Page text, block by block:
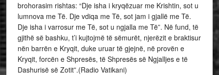
brohorasim rishtas: “Dje isha i kryqëzuar me Krishtin, sot u
lumnova me Të. Dje vdiqa me Të, sot jam i gjallë me Të.
Dje isha i varrosur me Të, sot u ngjalla me Të”. Në fund, të
gjithë së bashku, t’i kujtojmë të sëmurët, njerëzit e braktisur
nën barrën e Kryqit, duke uruar të gjejnë, në provën e
Kryqit, forcën e Shpresës, të Shpresës së Ngjalljes e të
Dashurisë së Zotit”.(Radio Vatikani)